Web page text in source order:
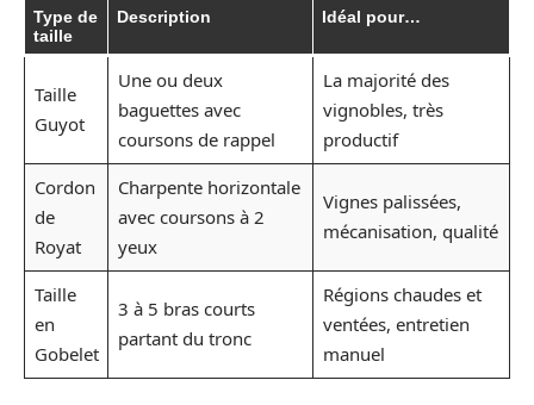
Type de
taille
Description Idéal pour…
Taille
Guyot
Une ou deux
baguettes avec
coursons de rappel
La majorité des
vignobles, très
productif
Cordon
de
Royat
Charpente horizontale
avec coursons à 2
yeux
Vignes palissées,
mécanisation, qualité
Taille
en
Gobelet
3 à 5 bras courts
partant du tronc
Régions chaudes et
ventées, entretien
manuel